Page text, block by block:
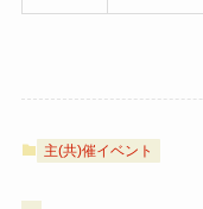
主(共)催イベント